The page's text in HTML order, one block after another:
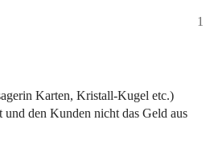
1
Karten, Kristall-Kugel etc.)
den Kunden nicht das Geld aus